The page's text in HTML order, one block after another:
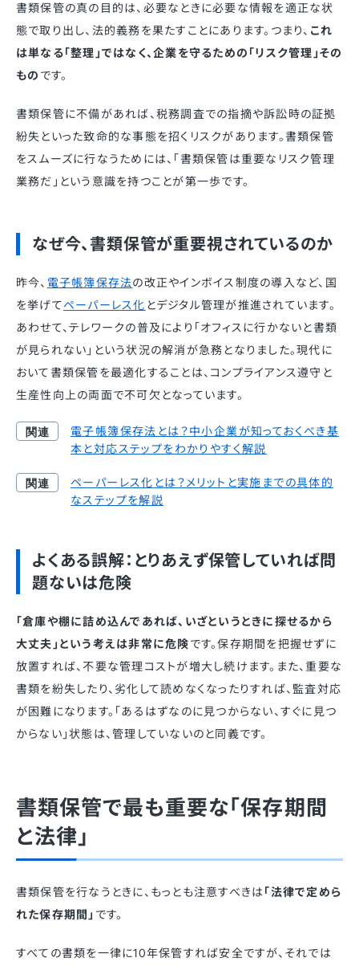
書類保管の真の目的は、必要なときに必要な情報を適正な状
態で取り出し、法的義務を果たすことにあります。つまり、 これ
は単なる「整理」ではなく、企業を守るための「リスク管理」その
もの です。
書類保管に不備があれば、税務調査での指摘や訴訟時の証拠
紛失といった致命的な事態を招くリスクがあります。書類保管
をスムーズに行なうためには、「書類保管は重要なリスク管理
業務だ」という意識を持つことが第一歩です。
なぜ今、書類保管が重要視されているのか
昨今、 電子帳簿保存法の改正やインボイス制度の導入など、国
を挙げてペーパーレス化 とデジタル管理が推進されています。
あわせて、テレワークの普及により「オフィスに行かないと書類
が見られない」という状況の解消が急務となりました。現代に
おいて書類保管を最適化することは、コンプライアンス遵守と
生産性向上の両面で不可欠となっています。
電子帳簿保存法とは？中小企業が知っておくべき基
本と対応ステップをわかりやすく解説
ペーパーレス化とは？メリットと実施までの具体的
なステップを解説
よくある誤解：とりあえず保管していれば問
題ないは危険
「倉庫や棚に詰め込んであれば、いざというときに探せるから
大丈夫」という考えは非常に危険です。保存期間を把握せずに
放置すれば、不要な管理コストが増大し続けます。また、重要な
書類を紛失したり、劣化して読めなくなったりすれば、監査対応
が困難になります。「あるはずなのに見つからない、すぐに見つ
からない」状態は、管理していないのと同義です。
書類保管で最も重要な「保存期間
と法律」
書類保管を行なうときに、もっとも注意すべきは 「法律で定めら
れた保存期間」 です。
すべての書類を一律に10年保管すれば安全ですが、それでは